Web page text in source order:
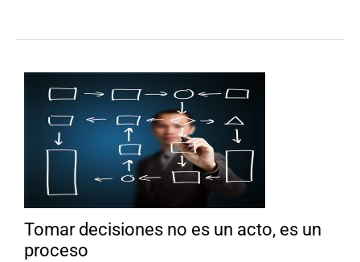
Tomar decisiones no es un acto, es un
proceso